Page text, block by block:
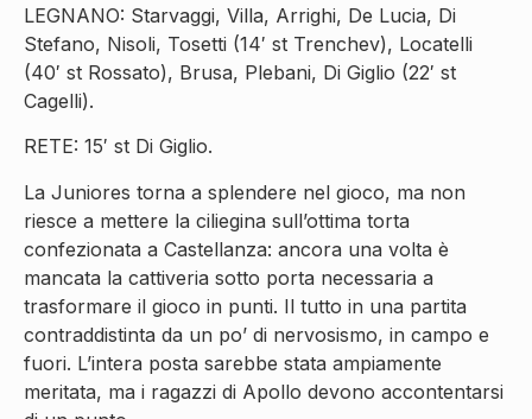
LEGNANO: Starvaggi, Villa, Arrighi, De Lucia, Di
Stefano, Nisoli, Tosetti (14′ st Trenchev), Locatelli
(40′ st Rossato), Brusa, Plebani, Di Giglio (22′ st
Cagelli).
RETE: 15′ st Di Giglio.
La Juniores torna a splendere nel gioco, ma non
riesce a mettere la ciliegina sull’ottima torta
confezionata a Castellanza: ancora una volta è
mancata la cattiveria sotto porta necessaria a
trasformare il gioco in punti. Il tutto in una partita
contraddistinta da un po’ di nervosismo, in campo e
fuori. L’intera posta sarebbe stata ampiamente
meritata, ma i ragazzi di Apollo devono accontentarsi